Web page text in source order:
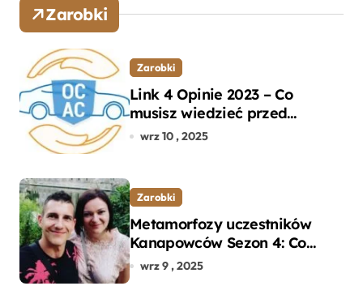
Zarobki
Zarobki
Link 4 Opinie 2023 – Co
musisz wiedzieć przed
wyborem ubezpieczenia OC i
wrz 10 , 2025
Zarobki
Metamorfozy uczestników
Kanapowców Sezon 4: Co
naprawdę zaskoczyło
wrz 9 , 2025